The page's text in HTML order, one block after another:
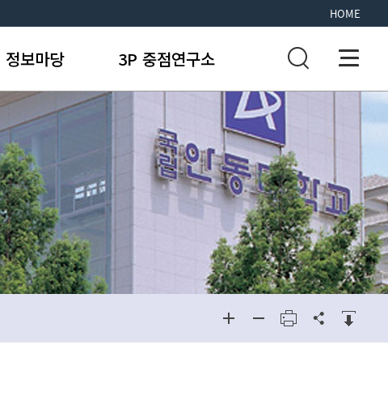
HOME
정보마당
공지사항
업무서식
자유게시판
바로가기
3P 중점연구소
연구분야
연구성과
연구 인력/조직
행사
비전 및 발
전계획
연구분야
연구성과
연구 인력/
조직
행사